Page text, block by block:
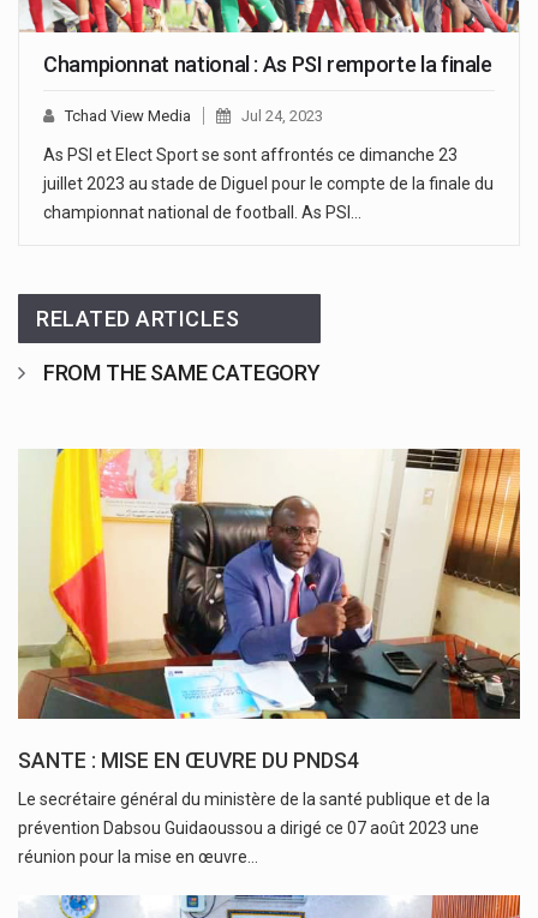
Championnat national : As PSI remporte la finale
Tchad View Media Jul 24, 2023
As PSI et Elect Sport se sont affrontés ce dimanche 23
juillet 2023 au stade de Diguel pour le compte de la finale du
championnat national de football. As PSI…
RELATED ARTICLES
FROM THE SAME CATEGORY
SANTE : MISE EN ŒUVRE DU PNDS4
Le secrétaire général du ministère de la santé publique et de la
prévention Dabsou Guidaoussou a dirigé ce 07 août 2023 une
réunion pour la mise en œuvre…